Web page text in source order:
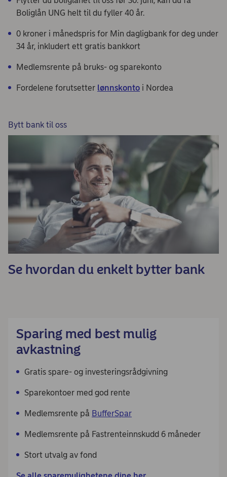
Boliglån UNG helt til du fyller 40 år.
0 kroner i månedspris for Min dagligbank for deg under
34 år, inkludert ett gratis bankkort
Medlemsrente på bruks- og sparekonto
Fordelene forutsetter lønnskonto i Nordea
Bytt bank til oss
Se hvordan du enkelt bytter bank
Sparing med best mulig
avkastning
Gratis spare- og investeringsrådgivning
Sparekontoer med god rente
Medlemsrente på BufferSpar
Medlemsrente på Fastrenteinnskudd 6 måneder
Stort utvalg av fond